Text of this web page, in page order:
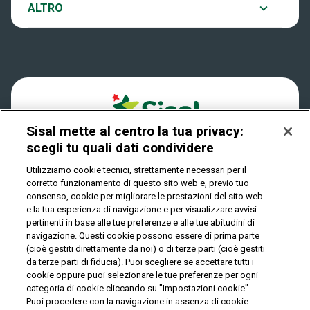
Play Your Date
Dove si gioca
Quanto si vince
Come riscuotere
ALTRO
Notifiche
Privacy
IL GIOCO È VIETATO AI MINORI E PUÒ CAUSARE
DIPENDENZA PATOLOGICA
© Copyright Sisal Italia S.p.A. - P.I. 02433760135
Privacy Cookies
Mappa
del
sito
Sisal mette al centro la tua privacy:
scegli tu quali dati condividere
Utilizziamo cookie tecnici, strettamente necessari per il
corretto funzionamento di questo sito web e, previo tuo
consenso, cookie per migliorare le prestazioni del sito web
e la tua esperienza di navigazione e per visualizzare avvisi
pertinenti in base alle tue preferenze e alle tue abitudini di
navigazione. Questi cookie possono essere di prima parte
(cioè gestiti direttamente da noi) o di terze parti (cioè gestiti
da terze parti di fiducia). Puoi scegliere se accettare tutti i
cookie oppure puoi selezionare le tue preferenze per ogni
categoria di cookie cliccando su "Impostazioni cookie".
Puoi procedere con la navigazione in assenza di cookie